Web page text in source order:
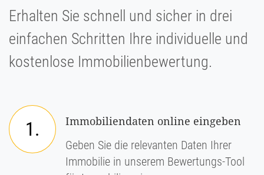
Erhalten Sie schnell und sicher in drei
einfachen Schritten Ihre individuelle und
kostenlose Immobilienbewertung.
1.
Immobiliendaten online eingeben
Geben Sie die relevanten Daten Ihrer
Immobilie in unserem Bewertungs-Tool